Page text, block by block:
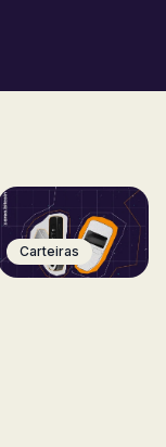
Carteiras